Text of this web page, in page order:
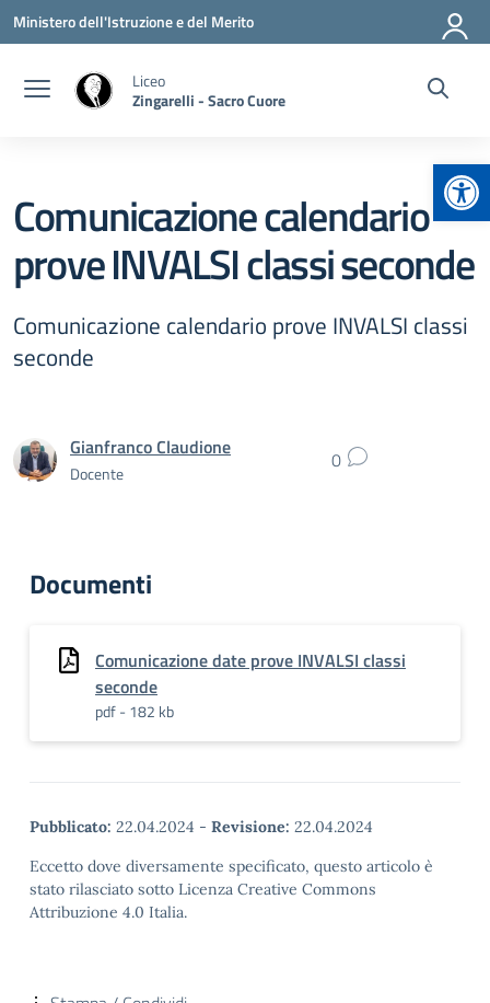
Vai ai contenuti
Vai al menu di navigazione
Vai al footer
Ministero dell'Istruzione e del Merito
Liceo
Zingarelli - Sacro Cuore
Comunicazione calendario
prove INVALSI classi seconde
Comunicazione calendario prove INVALSI classi
seconde
Gianfranco Claudione
Docente 0
Documenti
Comunicazione date prove INVALSI classi
seconde
pdf - 182 kb
Pubblicato: 22.04.2024 - Revisione: 22.04.2024
Eccetto dove diversamente specificato, questo articolo è
stato rilasciato sotto Licenza Creative Commons
Attribuzione 4.0 Italia.